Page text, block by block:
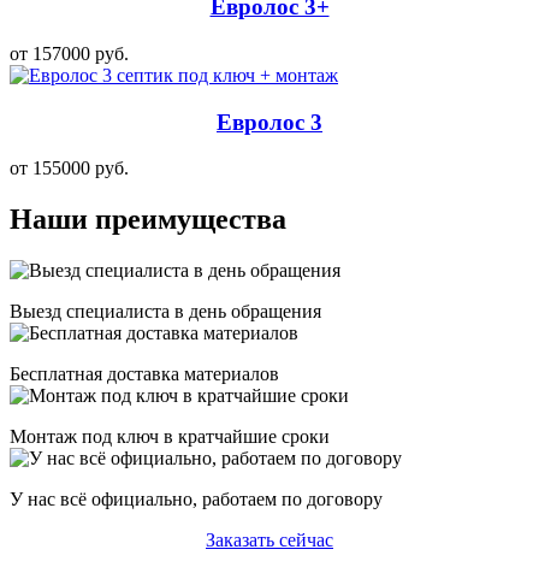
Евролос 3+
от 157000 руб.
Евролос 3
от 155000 руб.
Наши преимущества
Выезд специалиста в день обращения
Бесплатная доставка материалов
Монтаж под ключ в кратчайшие сроки
У нас всё официально, работаем по договору
Заказать сейчас